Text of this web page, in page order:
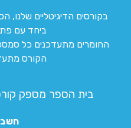
בקורסים הדיגיטליים שלנו,
ביחד עם
החומרים מתעדכנים כל
הקורס
בית הספר מספק